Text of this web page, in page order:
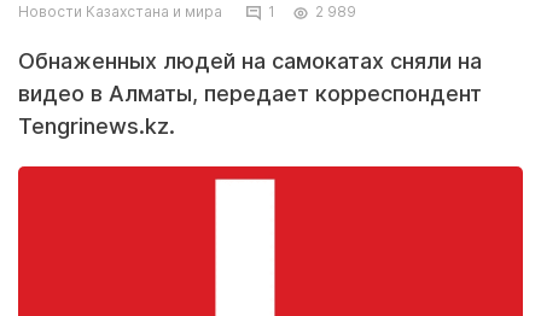
Новости Казахстана и мира 1 2 989
Обнаженных людей на самокатах сняли на
видео в Алматы, передает корреспондент
Tengrinews.kz.